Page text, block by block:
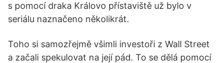
s pomocí draka Královo přístaviště už bylo v
seriálu naznačeno několikrát.
Toho si samozřejmě všimli investoři z Wall Street
a začali spekulovat na její pád. To se dělá pomocí